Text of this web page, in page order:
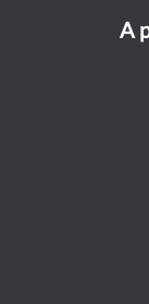
A